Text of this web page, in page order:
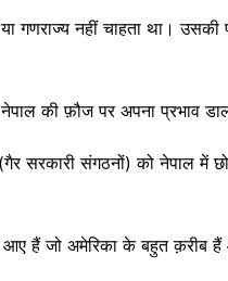
गणराज्य नहीं चाहता था।
की फ़ौज पर अपना प्रभाव
सरकारी संगठनों) को नेपाल में
हैं जो अमेरिका के बहुत क़रीब